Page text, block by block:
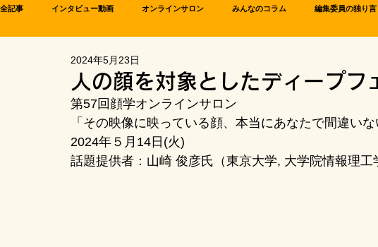
全記事 インタビュー動画 オンラインサロン みんなのコラム 編集委員の独り言
化粧文化研究者ネットワーク
人の顔を対象としたディープフ
2024年5月23日
第57回顔学オンラインサロン
「その映像に映っている顔、本当にあなたで間違いな
2024年５月14日(火)
話題提供者： 山崎 俊彦氏 （東京大学, 大学院情報理工